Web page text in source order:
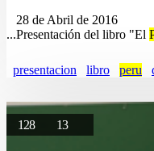
28 de Abril de 2016
...Presentación del libro "El
presentacion libro peru
128 13